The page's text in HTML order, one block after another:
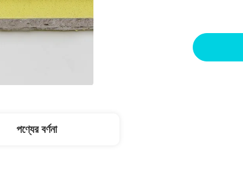
পণ্যের বর্ণনা